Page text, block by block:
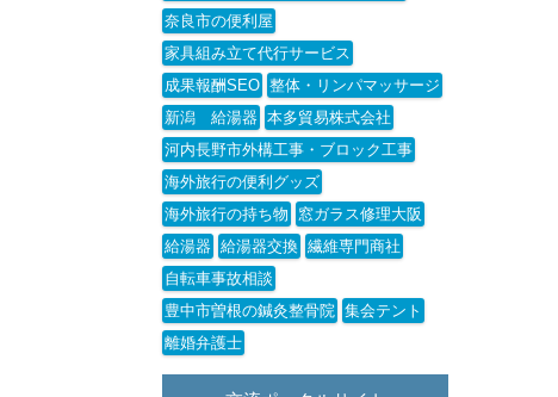
奈良市の便利屋
家具組み立て代行サービス
成果報酬SEO 整体・リンパマッサージ
新潟 給湯器 本多貿易株式会社
河内長野市外構工事・ブロック工事
海外旅行の便利グッズ
海外旅行の持ち物
窓ガラス修理大阪
給湯器 給湯器交換 繊維専門商社
自転車事故相談
豊中市曽根の鍼灸整骨院 集会テント
離婚弁護士